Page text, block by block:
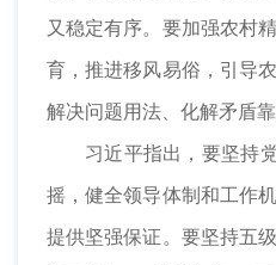
又稳定有序。要加强农村
育，推进移风易俗，引导
解决问题用法、化解矛盾
习近平指出，要坚持
摇，健全领导体制和工作
提供坚强保证。要坚持五